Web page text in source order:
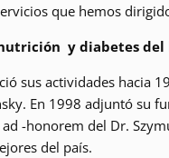
que hemos
y diabetes del
sus actividades hacia
En 1998 adjuntó su
-honorem del Dr.
del país.